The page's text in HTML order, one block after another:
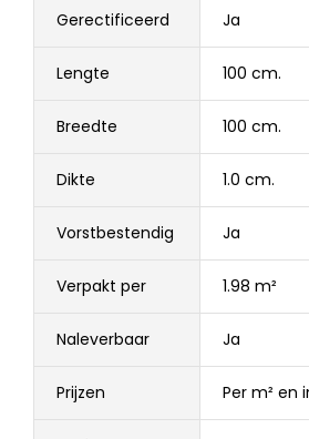
Gerectificeerd Ja
Lengte 100 cm.
Breedte 100 cm.
Dikte 1.0 cm.
Vorstbestendig Ja
Verpakt per 1.98 m²
Naleverbaar Ja
Prijzen Per m² en